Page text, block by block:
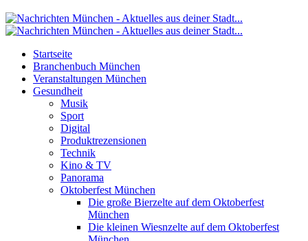
Startseite
Branchenbuch München
Veranstaltungen München
Gesundheit
Musik
Sport
Digital
Produktrezensionen
Technik
Kino & TV
Panorama
Oktoberfest München
Die große Bierzelte auf dem Oktoberfest
München
Die kleinen Wiesnzelte auf dem Oktoberfest